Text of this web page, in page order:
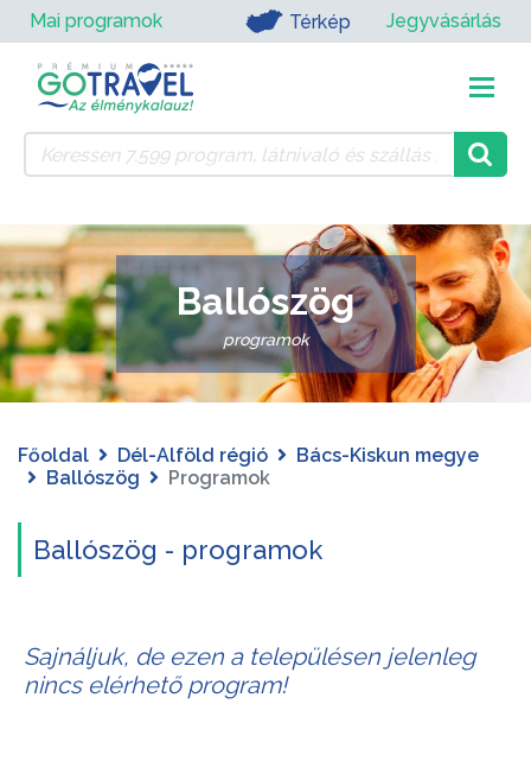
Mai programok Térkép Jegyvásárlás
Ballószög
programok
Főoldal Dél-Alföld régió
Bács-Kiskun megye
Ballószög
Programok
Ballószög - programok
Sajnáljuk, de ezen a településen jelenleg
nincs elérhető program!